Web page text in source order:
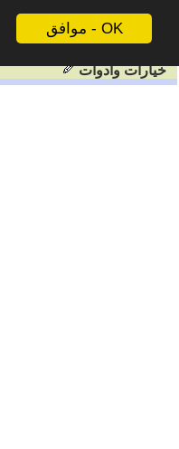
موافق - OK
خيارات وادوات